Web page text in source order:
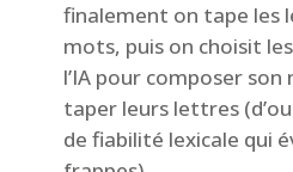
finalement on tape les
mots, puis on choisit
l’IA pour composer son
taper leurs lettres
de fiabilité lexicale qui